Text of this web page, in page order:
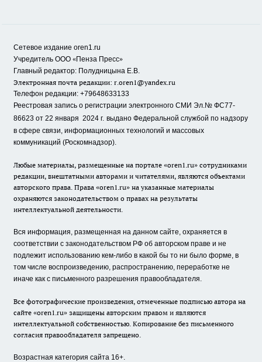
Сетевое издание oren1.ru
Учредитель ООО «Пенза Пресс»
Главный редактор: Полудницына Е.В.
Электронная почта редакции: r.oren1@yandex.ru
Телефон редакции: +79648633133
Реестровая запись о регистрации электронного СМИ Эл.№ ФС77-
86623 от 22 января 2024 г. выдано Федеральной службой по надзору
в сфере связи, информационных технологий и массовых
коммуникаций (Роскомнадзор).
Любые материалы, размещенные на портале «oren1.ru» сотрудниками
редакции, внештатными авторами и читателями, являются объектами
авторского права. Права «oren1.ru» на указанные материалы
охраняются законодательством о правах на результаты
интеллектуальной деятельности.
Вся информация, размещенная на данном сайте, охраняется в
соответствии с законодательством РФ об авторском праве и не
подлежит использованию кем-либо в какой бы то ни было форме, в
том числе воспроизведению, распространению, переработке не
иначе как с письменного разрешения правообладателя.
Все фотографические произведения, отмеченные подписью автора на
сайте «oren1.ru» защищены авторским правом и являются
интеллектуальной собственностью. Копирование без письменного
согласия правообладателя запрещено.
Возрастная категория сайта 16+.